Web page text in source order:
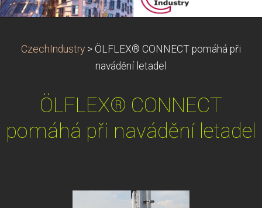
CzechIndustry > ÖLFLEX® CONNECT pomáhá při
navádění letadel
ÖLFLEX® CONNECT
pomáhá při navádění letadel